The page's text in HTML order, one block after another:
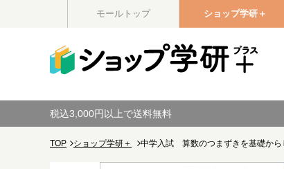
モールトップ ショップ学研＋
税込3,000円以上で送料無料
TOP ショップ学研＋ 中学入試 算数のつまずきを基礎か